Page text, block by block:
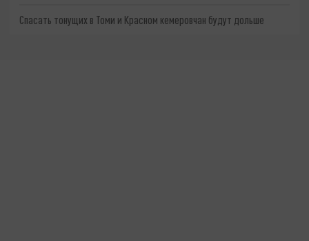
Спасать тонущих в Томи и Красном кемеровчан будут дольше